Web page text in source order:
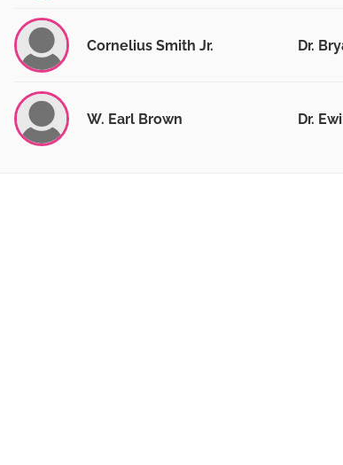
Cornelius Smith Jr. Dr.
W. Earl Brown Dr.